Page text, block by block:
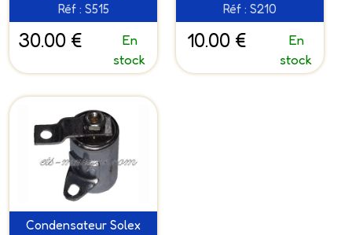
Réf : S515
30.00 €
En
stock
Réf : S210
10.00 €
En
stock
Condensateur Solex